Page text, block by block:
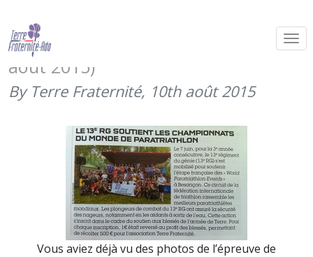
Le paratriathlon de Besançon dans
Terre Information Magazine (juillet-
août 2015)
By Terre Fraternité, 10th août 2015
Vous aviez déjà vu des photos de l’épreuve de